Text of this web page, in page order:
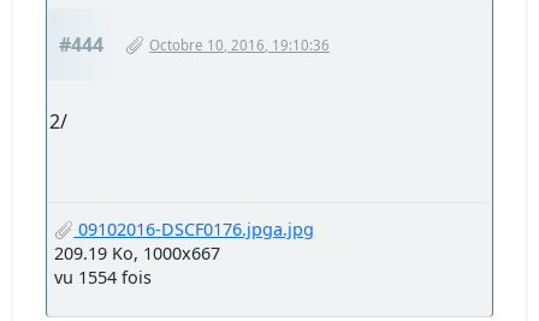
#444 Octobre 10, 2016, 19:10:36
2/
09102016-DSCF0176.jpga.jpg
209.19 Ko, 1000x667
vu 1554 fois